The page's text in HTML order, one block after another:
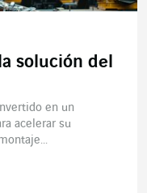
solución del
en un
acelerar su